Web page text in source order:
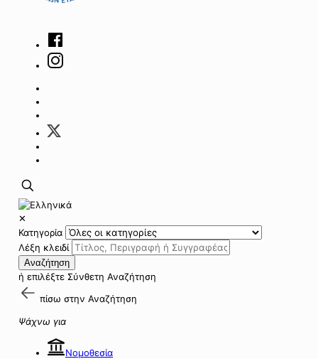
✕
Κατηγορία
Λέξη κλειδί
Αναζήτηση
ή επιλέξτε Σύνθετη Αναζήτηση
πίσω στην Αναζήτηση
Ψάχνω για
Νομοθεσία